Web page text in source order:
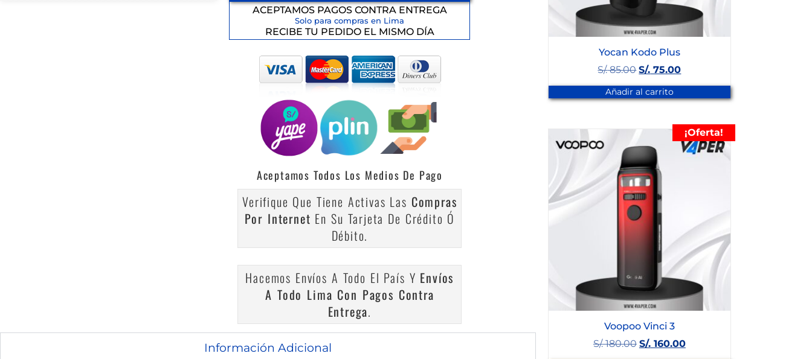
ACEPTAMOS PAGOS CONTRA ENTREGA
Solo para compras en Lima
RECIBE TU PEDIDO EL MISMO DÍA
Aceptamos Todos Los Medios De Pago
Verifique Que Tiene Activas Las Compras
Por Internet En Su Tarjeta De Crédito Ó
Débito.
Hacemos Envíos A Todo El País Y Envíos
A Todo Lima Con Pagos Contra
Entrega.
Información Adicional
Yocan Kodo Plus
S/.85.00 S/. 75.00
Añadir al carrito
¡Oferta!
Voopoo Vinci 3
S/.180.00 S/.160.00